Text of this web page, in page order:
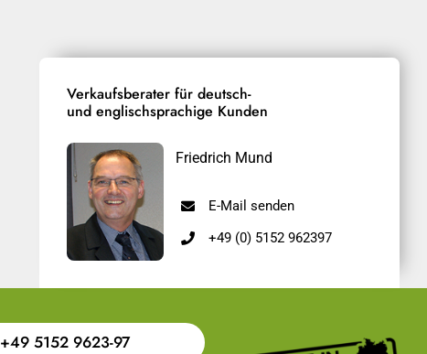
Verkaufsberater für deutsch-
und englischsprachige Kunden
Friedrich Mund
E-Mail senden
+49 (0) 5152 962397
+49 5152 9623-97